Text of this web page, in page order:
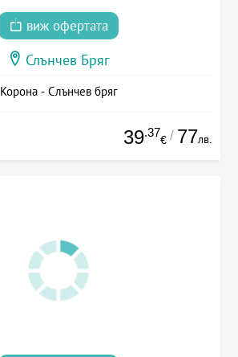
виж офертата
Слънчев Бряг
Корона - Слънчев бряг
39.37
€ / 77лв.